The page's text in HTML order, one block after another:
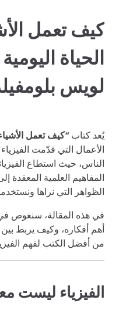
كيف تعمل
الحياة
لويس
يُعد كتاب “كيف تعمل
الأعمال التي قدّمت
الناس، حيث استطاع
المفاهيم العلمية المعقدة
الظواهر التي نراها
في هذه المقالة، سنغوص
أهم أفكاره، وكيف يربط بين
من أفضل الكتب لفهم
الفيزياء ليست